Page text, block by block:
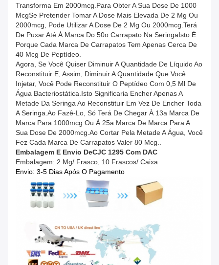
Transforma Em 2000mcg.Para Obter A Sua Dose De 1000
McgSe Pretender Tomar A Dose Mais Elevada De 2 Mg Ou
2000mcg, Pode Utilizar A Dose De 2 Mg Ou 2000mcg.terá
De Puxar Até À Marca Do 50o Carrapato Na SeringaIsto É
Porque Cada Marca De Carrapatos Tem Apenas Cerca De
40 Mcg De Peptídeo.
Agora, Se Você Quiser Diminuir A Quantidade De Líquido Ao
Reconstituir E, Assim, Diminuir A Quantidade Que Você
Injetar, Você Pode Reconstituir O Peptídeo Com 0,5 Ml De
Água Bacteriostática.Isto Significaria Encher Apenas A
Metade Da Seringa Ao Reconstituir Em Vez De Encher Toda
A Seringa.Ao Fazê-Lo, Só Terá De Chegar À 13a Marca De
Marca Para 1000mcg Ou À 25a Marca De Marca Para A
Sua Dose De 2000mcg.Ao Cortar Pela Metade A Água, Você
Fez Cada Marca De Carrapatos Valer 80 Mcg..
Embalagem E Envio DeCJC 1295 Com DAC
Embalagem: 2 Mg/ Frasco, 10 Frascos/ Caixa
Envio: 3-5 Dias Após O Pagamento